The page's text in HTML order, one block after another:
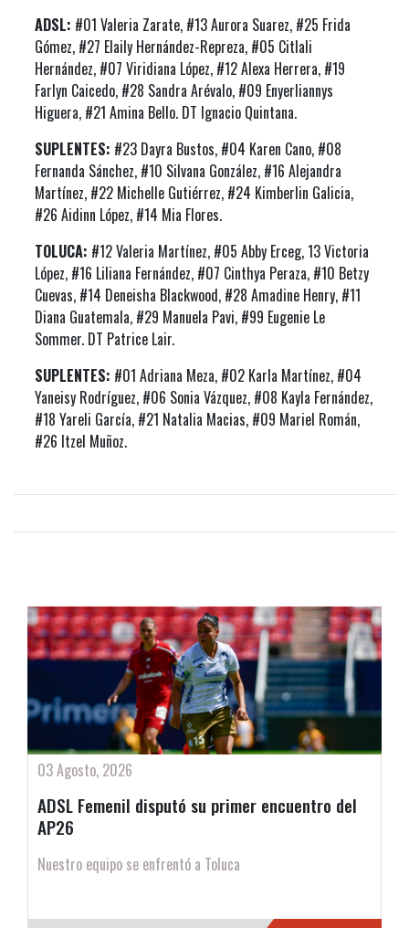
ADSL: #01 Valeria Zarate, #13 Aurora Suarez, #25 Frida
Gómez, #27 Elaily Hernández-Repreza, #05 Citlali
Hernández, #07 Viridiana López, #12 Alexa Herrera, #19
Farlyn Caicedo, #28 Sandra Arévalo, #09 Enyerliannys
Higuera, #21 Amina Bello. DT Ignacio Quintana.
SUPLENTES: #23 Dayra Bustos, #04 Karen Cano, #08
Fernanda Sánchez, #10 Silvana González, #16 Alejandra
Martínez, #22 Michelle Gutiérrez, #24 Kimberlin Galicia,
#26 Aidinn López, #14 Mia Flores.
TOLUCA: #12 Valeria Martínez, #05 Abby Erceg, 13 Victoria
López, #16 Liliana Fernández, #07 Cinthya Peraza, #10 Betzy
Cuevas, #14 Deneisha Blackwood, #28 Amadine Henry, #11
Diana Guatemala, #29 Manuela Pavi, #99 Eugenie Le
Sommer. DT Patrice Lair.
SUPLENTES: #01 Adriana Meza, #02 Karla Martínez, #04
Yaneisy Rodríguez, #06 Sonia Vázquez, #08 Kayla Fernández,
#18 Yareli García, #21 Natalia Macias, #09 Mariel Román,
#26 Itzel Muñoz.
03 Agosto, 2026
ADSL Femenil disputó su primer encuentro del
AP26
Nuestro equipo se enfrentó a Toluca